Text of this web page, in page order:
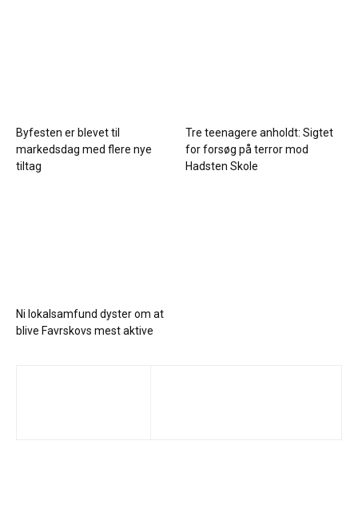
Byfesten er blevet til
markedsdag med flere nye
tiltag
Tre teenagere anholdt: Sigtet
for forsøg på terror mod
Hadsten Skole
Ni lokalsamfund dyster om at
blive Favrskovs mest aktive